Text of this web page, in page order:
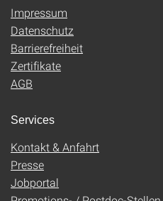
Impressum
Datenschutz
Barrierefreiheit
Zertifikate
AGB
Services
Kontakt & Anfahrt
Presse
Jobportal